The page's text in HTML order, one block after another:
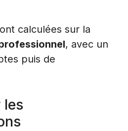
calculées sur la
, avec un
puis de
les